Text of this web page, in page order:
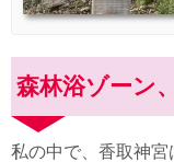
森林浴ゾーン
私の中で、香取神宮